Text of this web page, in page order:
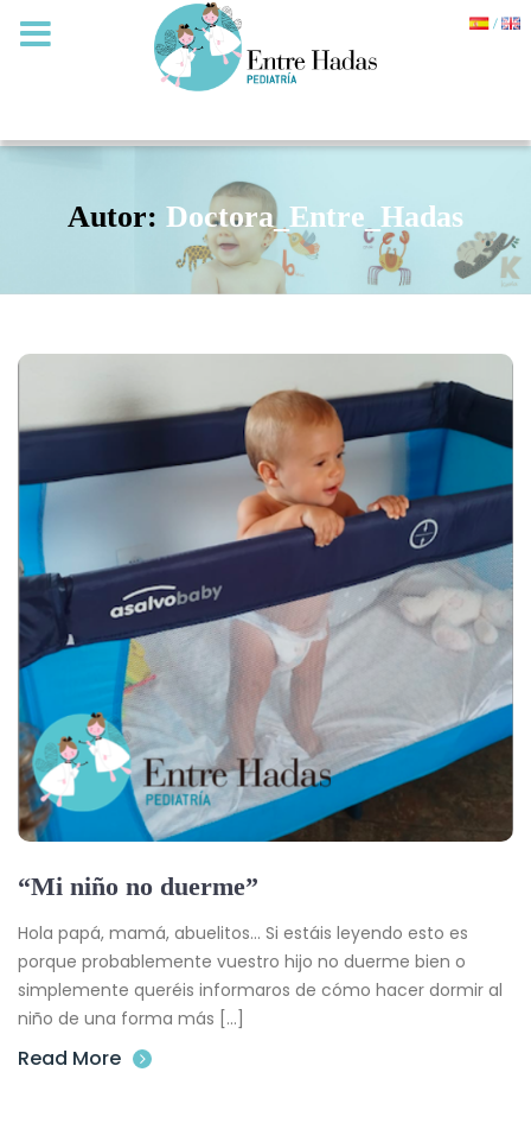
Autor: Doctora_Entre_Hadas
“Mi niño no duerme”
Hola papá, mamá, abuelitos… Si estáis leyendo esto es
porque probablemente vuestro hijo no duerme bien o
simplemente queréis informaros de cómo hacer dormir al
niño de una forma más […]
Read More